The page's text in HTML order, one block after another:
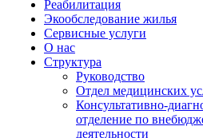
Реабилитация
Экообследование жилья
Сервисные услуги
О нас
Структура
Руководство
Отдел медицинских
Консультативно-
отделение по
деятельности